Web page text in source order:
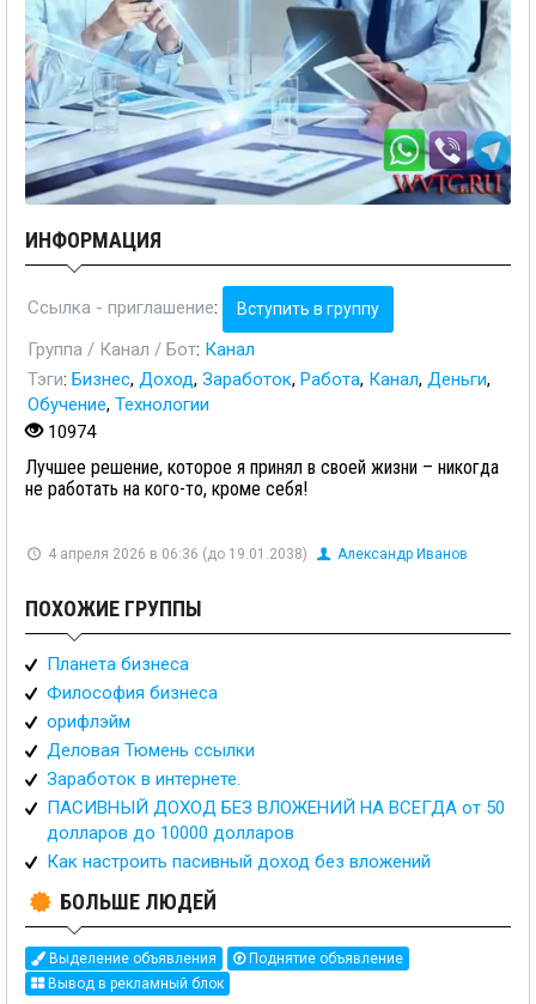
ИНФОРМАЦИЯ
Ссылка - приглашение: Вступить в группу
Группа / Канал / Бот: Канал
Тэги: Бизнес, Доход, Заработок, Работа, Канал, Деньги,
Обучение, Технологии
10974
Лучшее решение, которое я принял в своей жизни – никогда
не работать на кого-то, кроме себя!
4 апреля 2026 в 06:36 (до 19.01.2038) Александр Иванов
ПОХОЖИЕ ГРУППЫ
Планета бизнеса
Философия бизнеса
орифлэйм
Деловая Тюмень ссылки
Заработок в интернете.
ПАСИВНЫЙ ДОХОД БЕЗ ВЛОЖЕНИЙ НА ВСЕГДА от 50
долларов до 10000 долларов
Как настроить пасивный доход без вложений
БОЛЬШЕ ЛЮДЕЙ
Выделение объявления
Поднятие объявление
Вывод в рекламный блок